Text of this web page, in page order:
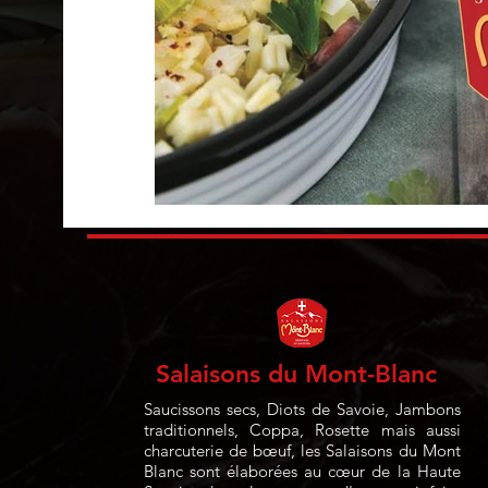
Salaisons du Mont-Blanc
Saucissons secs, Diots de Savoie, Jambons
traditionnels, Coppa, Rosette mais aussi
charcuterie de bœuf, les Salaisons du Mont
Blanc sont élaborées au cœur de la Haute